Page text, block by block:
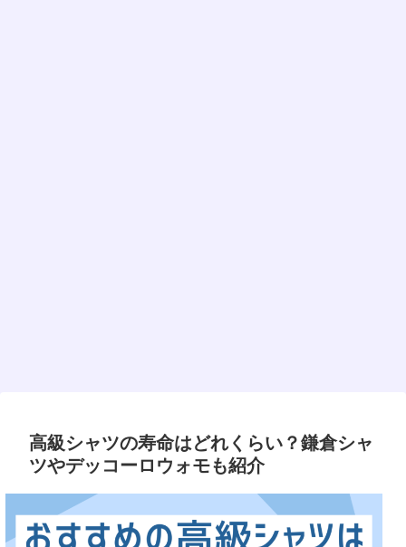
高級シャツの寿命はどれくらい？鎌倉シャ
ツやデッコーロウォモも紹介